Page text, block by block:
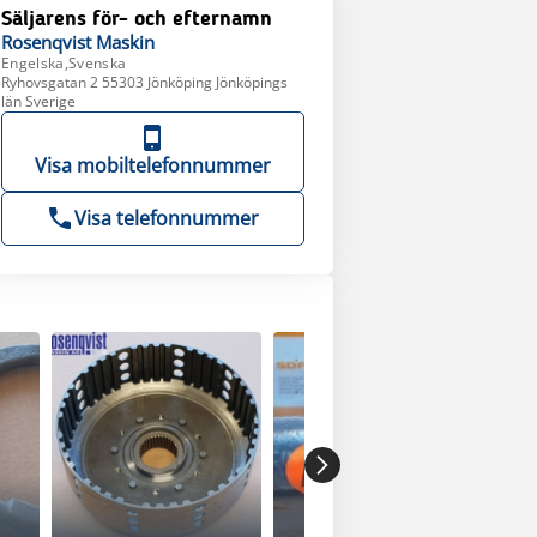
Säljarens för- och efternamn
Rosenqvist Maskin
Engelska,Svenska
Ryhovsgatan 2 55303 Jönköping Jönköpings
län Sverige
Visa mobiltelefonnummer
Visa telefonnummer